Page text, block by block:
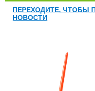
ПЕРЕХОДИТЕ, ЧТОБЫ
НОВОСТИ